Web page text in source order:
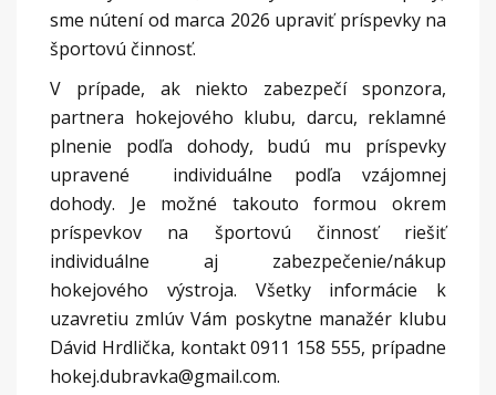
sme nútení od marca 2026 upraviť príspevky na
športovú činnosť.
V prípade, ak niekto zabezpečí sponzora,
partnera hokejového klubu, darcu, reklamné
plnenie podľa dohody, budú mu príspevky
upravené individuálne podľa vzájomnej
dohody. Je možné takouto formou okrem
príspevkov na športovú činnosť riešiť
individuálne aj zabezpečenie/nákup
hokejového výstroja. Všetky informácie k
uzavretiu zmlúv Vám poskytne manažér klubu
Dávid Hrdlička, kontakt 0911 158 555, prípadne
hokej.dubravka@gmail.com.